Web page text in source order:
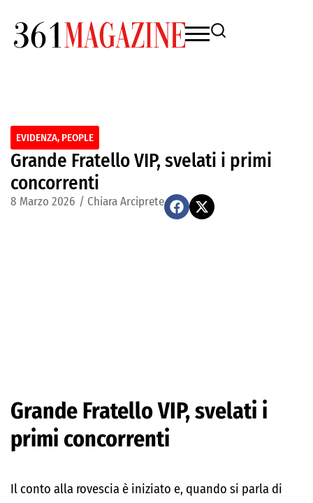
EVIDENZA, PEOPLE
Grande Fratello VIP, svelati i primi
concorrenti
8 Marzo 2026 / Chiara Arciprete
Grande Fratello VIP, svelati i
primi concorrenti
Il conto alla rovescia è iniziato e, quando si parla di